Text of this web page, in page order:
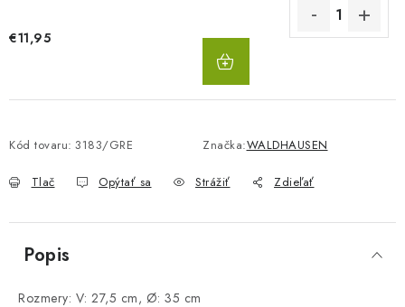
€11,95
Kód tovaru: 3183/GRE Značka:WALDHAUSEN
Tlač Opýtať sa Strážiť Zdieľať
Popis
Rozmery: V: 27,5 cm, Ø: 35 cm